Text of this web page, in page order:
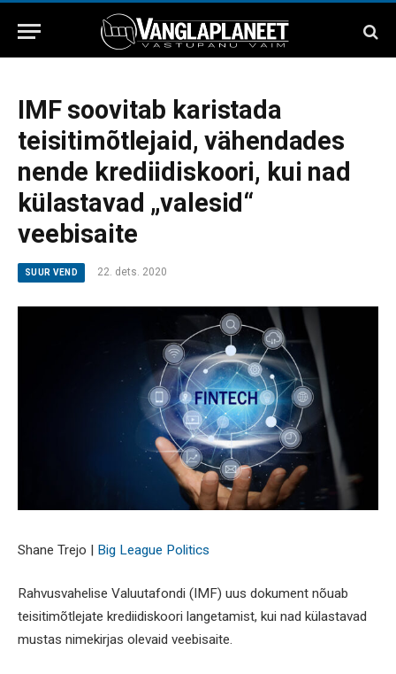
IMF soovitab karistada
teisitimõtlejaid, vähendades
nende krediidiskoori, kui nad
külastavad „valesid“
veebisaite
SUUR VEND 22. dets. 2020
Shane Trejo | Big League Politics
Rahvusvahelise Valuutafondi (IMF) uus dokument nõuab
teisitimõtlejate krediidiskoori langetamist, kui nad külastavad
mustas nimekirjas olevaid veebisaite.